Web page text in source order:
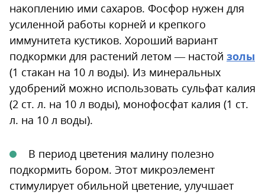
накоплению ими сахаров. Фосфор нужен для
усиленной работы корней и крепкого
иммунитета кустиков. Хороший вариант
подкормки для растений летом — настой золы
(1 стакан на 10 л воды). Из минеральных
удобрений можно использовать сульфат калия
(2 ст. л. на 10 л воды), монофосфат калия (1 ст.
л. на 10 л воды).
В период цветения малину полезно
подкормить бором. Этот микроэлемент
стимулирует обильной цветение, улучшает